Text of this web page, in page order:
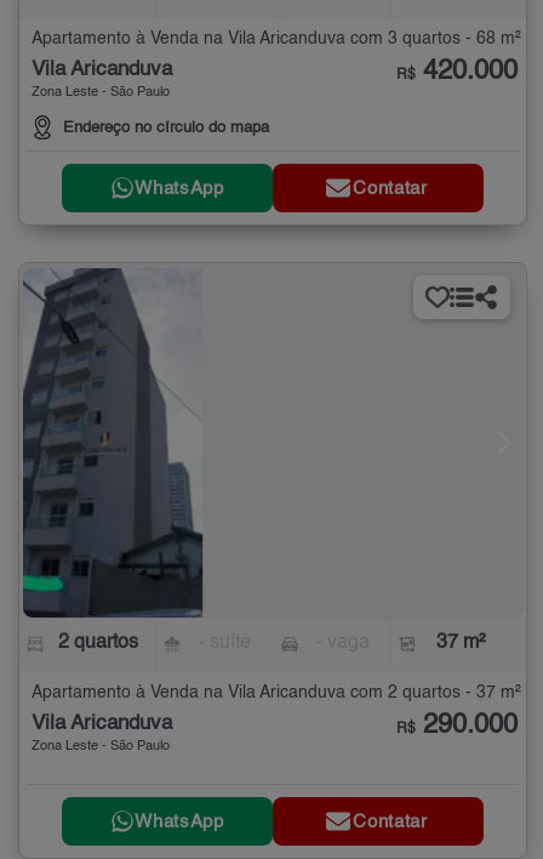
Apartamento à Venda na Vila Aricanduva com 3 quartos - 68 m²
Vila Aricanduva
Zona Leste - São Paulo
Endereço no círculo do mapa
R$ 420.000
WhatsApp Contatar
2 quartos 37 m²
Apartamento à Venda na Vila Aricanduva com 2 quartos - 37 m²
Vila Aricanduva
Zona Leste - São Paulo
R$ 290.000
WhatsApp Contatar